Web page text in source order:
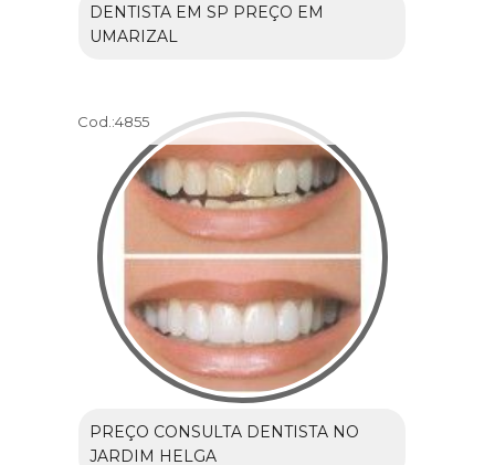
DENTISTA EM SP PREÇO EM
UMARIZAL
Cod.:4855
PREÇO CONSULTA DENTISTA NO
JARDIM HELGA